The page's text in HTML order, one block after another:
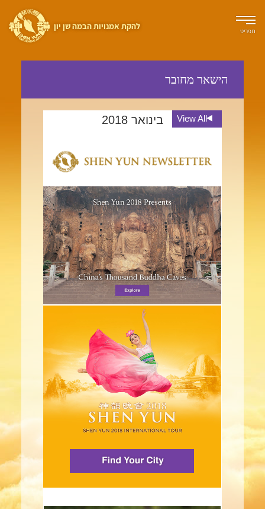
להקת אמנויות הבמה שן יון תפריט
הישאר מחובר
View All בינואר 2018